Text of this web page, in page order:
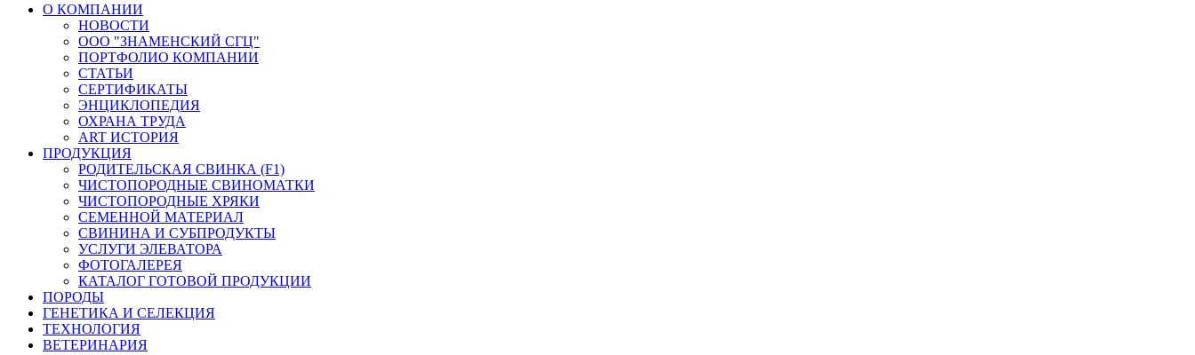
О КОМПАНИИ
НОВОСТИ
ООО "ЗНАМЕНСКИЙ СГЦ"
ПОРТФОЛИО КОМПАНИИ
СТАТЬИ
СЕРТИФИКАТЫ
ЭНЦИКЛОПЕДИЯ
ОХРАНА ТРУДА
ART ИСТОРИЯ
ПРОДУКЦИЯ
РОДИТЕЛЬСКАЯ СВИНКА (F1)
ЧИСТОПОРОДНЫЕ СВИНОМАТКИ
ЧИСТОПОРОДНЫЕ ХРЯКИ
СЕМЕННОЙ МАТЕРИАЛ
СВИНИНА И СУБПРОДУКТЫ
УСЛУГИ ЭЛЕВАТОРА
ФОТОГАЛЕРЕЯ
КАТАЛОГ ГОТОВОЙ ПРОДУКЦИИ
ПОРОДЫ
ГЕНЕТИКА И СЕЛЕКЦИЯ
ТЕХНОЛОГИЯ
ВЕТЕРИНАРИЯ